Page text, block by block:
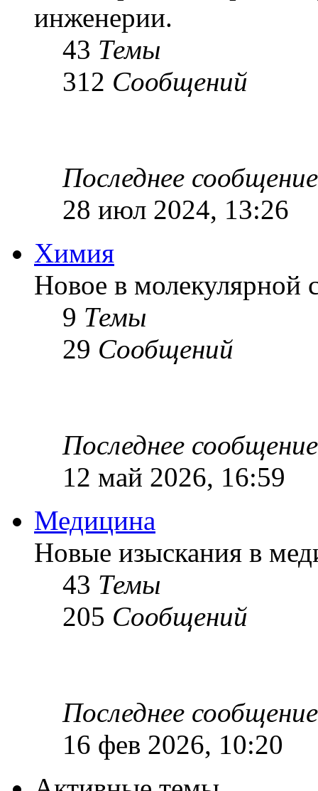
инженерии.
43 Темы
312 Сообщений
Последнее сообщение
28 июл 2024, 13:26
Химия
Новое в молекулярной
9 Темы
29 Сообщений
Последнее сообщение
12 май 2026, 16:59
Медицина
Новые изыскания в
43 Темы
205 Сообщений
Последнее сообщение
16 фев 2026, 10:20